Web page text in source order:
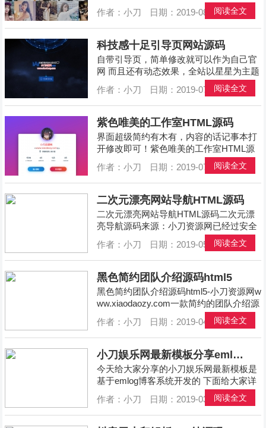
视频app动态自适应下载页来源：小刀资
源网已经过安全软件检测无毒，请您放心
下载。...
阅读全文
作者：小刀 日期：2019-08-01 分类：
科技感十足引导页网站源码
自带引导页，简单修改就可以作为自己官
网 而且还有动态效果，全站以星星为主题
打造，贼好看~ 科技感十足引导页网站源
码来源：小刀资源网已经过安全软件检测
无毒，请您放心下载。...
阅读全文
作者：小刀 日期：2019-07-20 分类：
紫色唯美的工作室HTML源码
界面超级简约有木有，内容的话记事本打
开修改即可！紫色唯美的工作室HTML源
码来源：小刀资源网已经过安全软件检测
无毒，请您放心下载。...
阅读全文
作者：小刀 日期：2019-07-14 分类：
二次元漂亮网站导航HTML源码
二次元漂亮网站导航HTML源码二次元漂
亮导航源码来源：小刀资源网已经过安全
软件检测无毒，请您放心下载。...阅读全文
作者：小刀 日期：2019-05-04 分类：
黑色简约团队介绍源码html5
黑色简约团队介绍源码html5-小刀资源网w
ww.xiaodaozy.com一款简约的团队介绍源
码logo文字信息都可以自行修改黑色简约
团队介绍源码html5来源：小刀资源网已经
过安全软件检测无毒，请您放心下载。...
阅读全文
作者：小刀 日期：2019-04-12 分类：
小刀娱乐网最新模板分享emlog模板
今天给大家分享的小刀娱乐网最新模板是
基于emlog博客系统开发的 下面给大家详
细介绍搭建步骤首先去官网下载最新的em
log博客系统【小编已经打包】将博客源码
上传空间或者服务器 绑定域名直接打开域
阅读全文
作者：小刀 日期：2019-03-13 分类：